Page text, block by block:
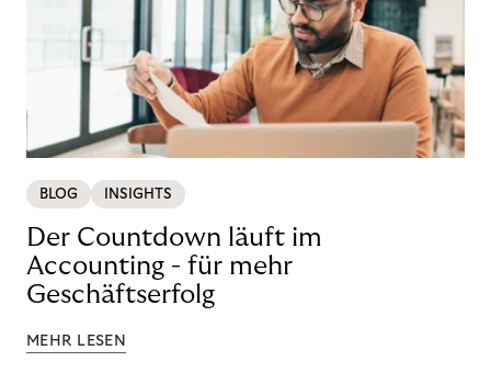
BLOG INSIGHTS
Der Countdown läuft im
Accounting - für mehr
Geschäftserfolg
MEHR LESEN